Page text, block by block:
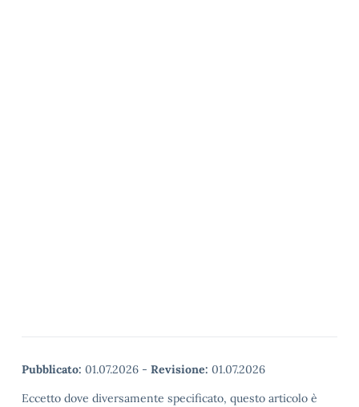
Pubblicato: 01.07.2026 - Revisione: 01.07.2026
Eccetto dove diversamente specificato, questo articolo è